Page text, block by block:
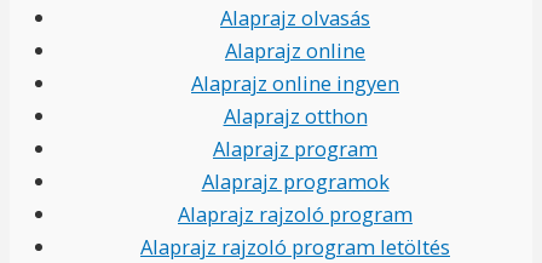
Alaprajz olvasás
Alaprajz online
Alaprajz online ingyen
Alaprajz otthon
Alaprajz program
Alaprajz programok
Alaprajz rajzoló program
Alaprajz rajzoló program letöltés